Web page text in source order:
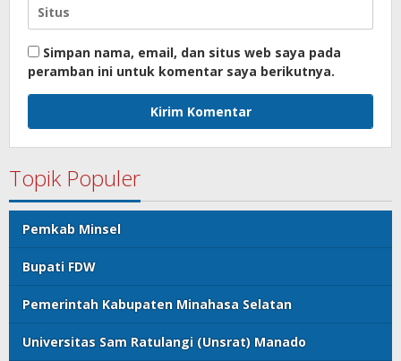
Simpan nama, email, dan situs web saya pada
peramban ini untuk komentar saya berikutnya.
Topik Populer
Pemkab Minsel
Bupati FDW
Pemerintah Kabupaten Minahasa Selatan
Universitas Sam Ratulangi (Unsrat) Manado